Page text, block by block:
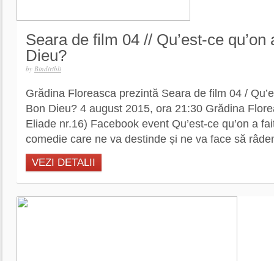
Seara de film 04 // Qu’est-ce qu’on
Dieu?
by Bindiribli
Grădina Floreasca prezintă Seara de film 04 /
Bon Dieu? 4 august 2015, ora 21:30 Grădina
Eliade nr.16) Facebook event Qu’est-ce qu’on a
comedie care ne va destinde și ne va face să
VEZI DETALII